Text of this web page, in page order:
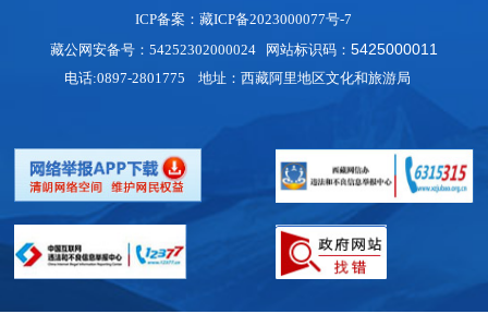
ICP备案：藏ICP备2023000077号-7
藏公网安备号：54252302000024 网站标识码： 542500001 1
电话:0897-2801775 地址：西藏阿里地区文化和旅游局